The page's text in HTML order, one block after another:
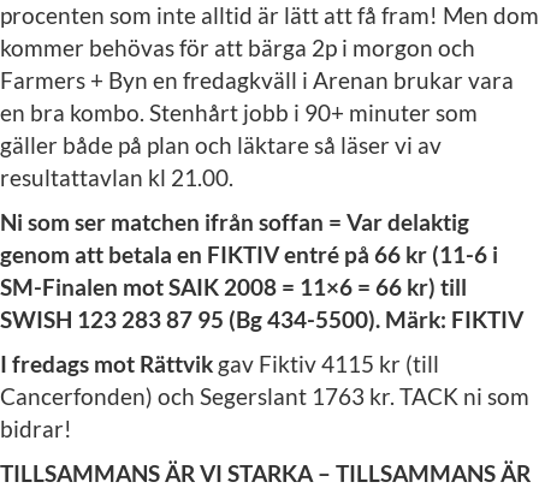
procenten som inte alltid är lätt att få fram! Men dom
kommer behövas för att bärga 2p i morgon och
Farmers + Byn en fredagkväll i Arenan brukar vara
en bra kombo. Stenhårt jobb i 90+ minuter som
gäller både på plan och läktare så läser vi av
resultattavlan kl 21.00.
Ni som ser matchen ifrån soffan = Var delaktig
genom att betala en FIKTIV entré på 66 kr (11-6 i
SM-Finalen mot SAIK 2008 = 11×6 = 66 kr) till
SWISH 123 283 87 95 (Bg 434-5500). Märk: FIKTIV
I fredags mot Rättvik gav Fiktiv 4115 kr (till
Cancerfonden) och Segerslant 1763 kr. TACK ni som
bidrar!
TILLSAMMANS ÄR VI STARKA – TILLSAMMANS ÄR